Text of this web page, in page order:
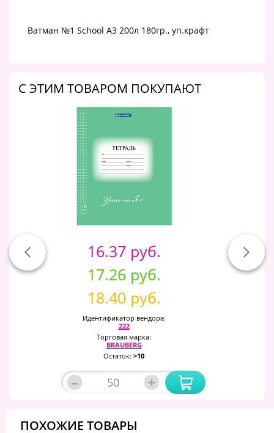
Ватман №1 School А3 200л 180гр., уп.крафт
C ЭТИМ ТОВАРОМ ПОКУПАЮТ
16.37 руб.
17.26 руб.
18.40 руб.
Идентификатор вендора:
222
Торговая марка:
BRAUBERG
Остаток: >10
– +
ПОХОЖИЕ ТОВАРЫ